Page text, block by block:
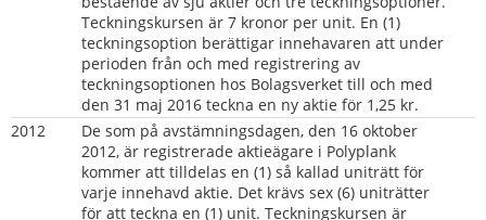
Teckningskursen är 7 kronor per unit. En (1)
teckningsoption berättigar innehavaren att under
perioden från och med registrering av
teckningsoptionen hos Bolagsverket till och med
den 31 maj 2016 teckna en ny aktie för 1,25 kr.
2012
De som på avstämningsdagen, den 16 oktober
2012, är registrerade aktieägare i Polyplank
kommer att tilldelas en (1) så kallad uniträtt för
varje innehavd aktie. Det krävs sex (6) uniträtter
för att teckna en (1) unit. Teckningskursen är